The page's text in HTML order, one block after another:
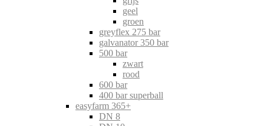
geel
groen
greyflex 275 bar
galvanator 350 bar
500 bar
zwart
rood
600 bar
400 bar superball
easyfarm 365+
DN 8